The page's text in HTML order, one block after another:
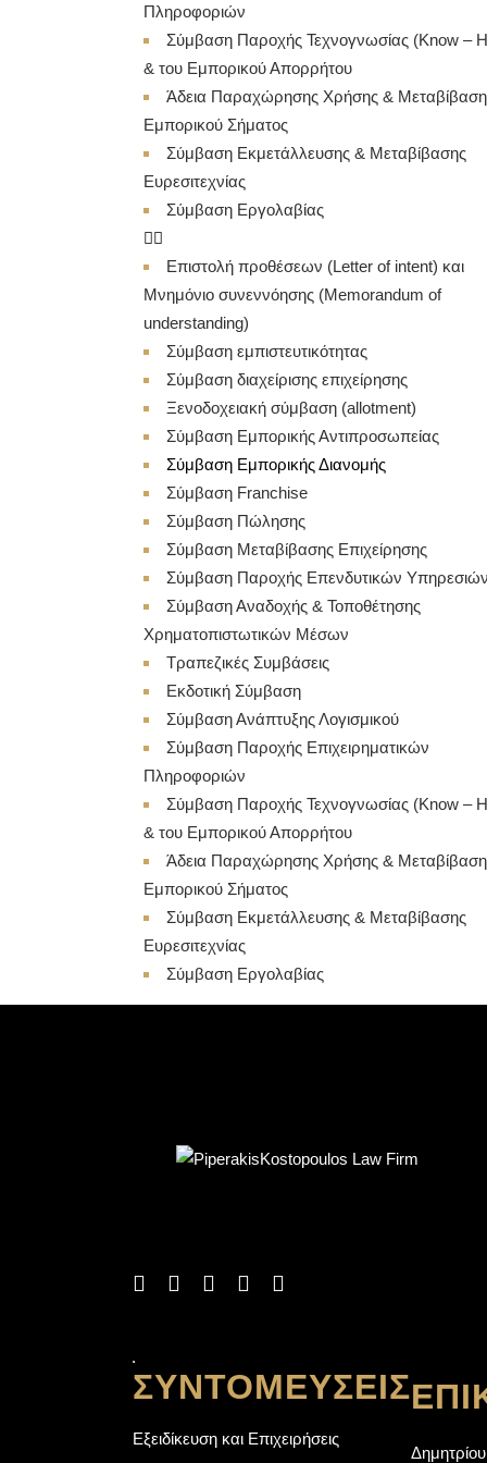
Πληροφοριών
Σύμβαση Παροχής Τεχνογνωσίας (Know –
& του Εμπορικού Απορρήτου
Άδεια Παραχώρησης Χρήσης &
Εμπορικού Σήματος
Σύμβαση Εκμετάλλευσης & Μεταβίβασης
Ευρεσιτεχνίας
Σύμβαση Εργολαβίας
Επιστολή προθέσεων (Letter of intent) και
Μνημόνιο συνεννόησης (Memorandum of
understanding)
Σύμβαση εμπιστευτικότητας
Σύμβαση διαχείρισης επιχείρησης
Ξενοδοχειακή σύμβαση (allotment)
Σύμβαση Εμπορικής Αντιπροσωπείας
Σύμβαση Εμπορικής Διανομής
Σύμβαση Franchise
Σύμβαση Πώλησης
Σύμβαση Μεταβίβασης Επιχείρησης
Σύμβαση Παροχής Επενδυτικών Υπηρεσιών
Σύμβαση Αναδοχής & Τοποθέτησης
Χρηματοπιστωτικών Μέσων
Τραπεζικές Συμβάσεις
Εκδοτική Σύμβαση
Σύμβαση Ανάπτυξης Λογισμικού
Σύμβαση Παροχής Επιχειρηματικών
Πληροφοριών
Σύμβαση Παροχής Τεχνογνωσίας (Know –
& του Εμπορικού Απορρήτου
Άδεια Παραχώρησης Χρήσης &
Εμπορικού Σήματος
Σύμβαση Εκμετάλλευσης & Μεταβίβασης
Ευρεσιτεχνίας
Σύμβαση Εργολαβίας
χαρακτηρίζεται από αμοιβαία εμπιστοσύνη.
ΣΥΝΤΟΜΕΎΣΕΙΣ
Εξειδίκευση και Επιχειρήσεις